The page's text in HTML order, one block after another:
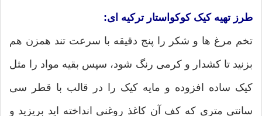
طرز تهیه کیک کوکواستار ترکیه ای:
تخم مرغ ها و شکر را پنج دقیقه با سرعت تند همزن هم
بزنید تا کشدار و کرمی رنگ شود، سپس بقیه مواد را مثل
کیک ساده افزوده و مایه کیک را در قالب با قطر سی
سانتی متری که کف آن کاغذ روغنی انداخته اید بریزید و